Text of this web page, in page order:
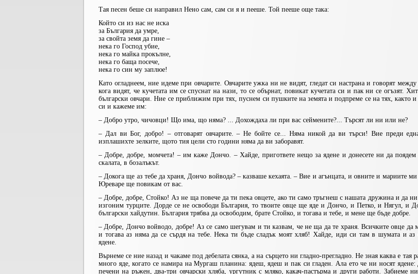
Тая песен беше си направил Нено сам, сам си я и пееше. Той пееше още така:
Който си из нас не иска
за България да умре,
за свойта земя да гине –
нека го Господ убие,
нека го майка прокълне,
нека го баща посече,
нека го син му заплюе!
Като огладнеем, ние идеме при овчарите. Овчарите ужка ни не видят, гледат си настрана и говорят
кога видят, че кучетата им се спуснат на нази, то се обърнат, повикат кучетата си и пак ни се огъзят.
български овчари. Ние се приближим при тях, пуснем си пушките на земята и подпреме се на тях, както и
си и кажеме им:
– Добро утро, чичовци! Що има, що няма? ... Дохождаха ли при вас сеймените?... Търсят ли ни или не?
– Дал ви Бог, добро! – отговарят овчарите. – Не бойте се... Няма никой да ви търси! Вие преди
изплашихте зелките, щото тия цели сто години няма да ви заборавят.
– Добре, добре, момчета! – им каже Дончо. – Хайде, пригответе нещо за ядене и донесете ни да
скалата, в бозалъкът.
– Докога ще аз тебе да храня, Дончо войвода? – казваше кехаята. – Вие и агънцата, и овните и мариите ми
Юреваре ще повикам от вас.
– Добре, добре, Стойко! Аз не ща повече да ти пека овцете, ако ти само тръгнеш с нашата дружина и да
изгоним турците. Дорде се не освободи България, то твоите овце ще яде и Дончо, и Петко, и Нягул, и
български хайдутин. България трябва да освободим, брате Стойко, и тогава и тебе, и мене ще бъде добре.
– Добре, Дончо войводо, добре! Аз се само шегувам и ти казвам, че не ща да те храня. Всичките овце да
и тогава аз няма да се сърдя на тебе. Нека ти бъде сладък моят хляб! Хайде, иди си там в шумата и
ядене.
Върнеме се ние назад и чакаме под дебелата сянка, а на сърцето ни гладно-прегладно. Не зная каква е тая
много яде, когато се намира на Мургаш планина: ядеш, ядеш и пак си гладен. Ала ето че ни носят ядене:
печени на ръжен, два-три овчарски хляба, ургутник с мляко, какач-пастърма и други работи. Забиеме